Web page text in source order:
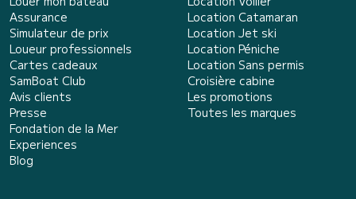
Assurance
Simulateur de prix
Loueur professionnels
Cartes cadeaux
SamBoat Club
Avis clients
Presse
Fondation de la Mer
Experiences
Blog
Location Catamaran
Location Jet ski
Location Péniche
Location Sans permis
Croisière cabine
Les promotions
Toutes les marques